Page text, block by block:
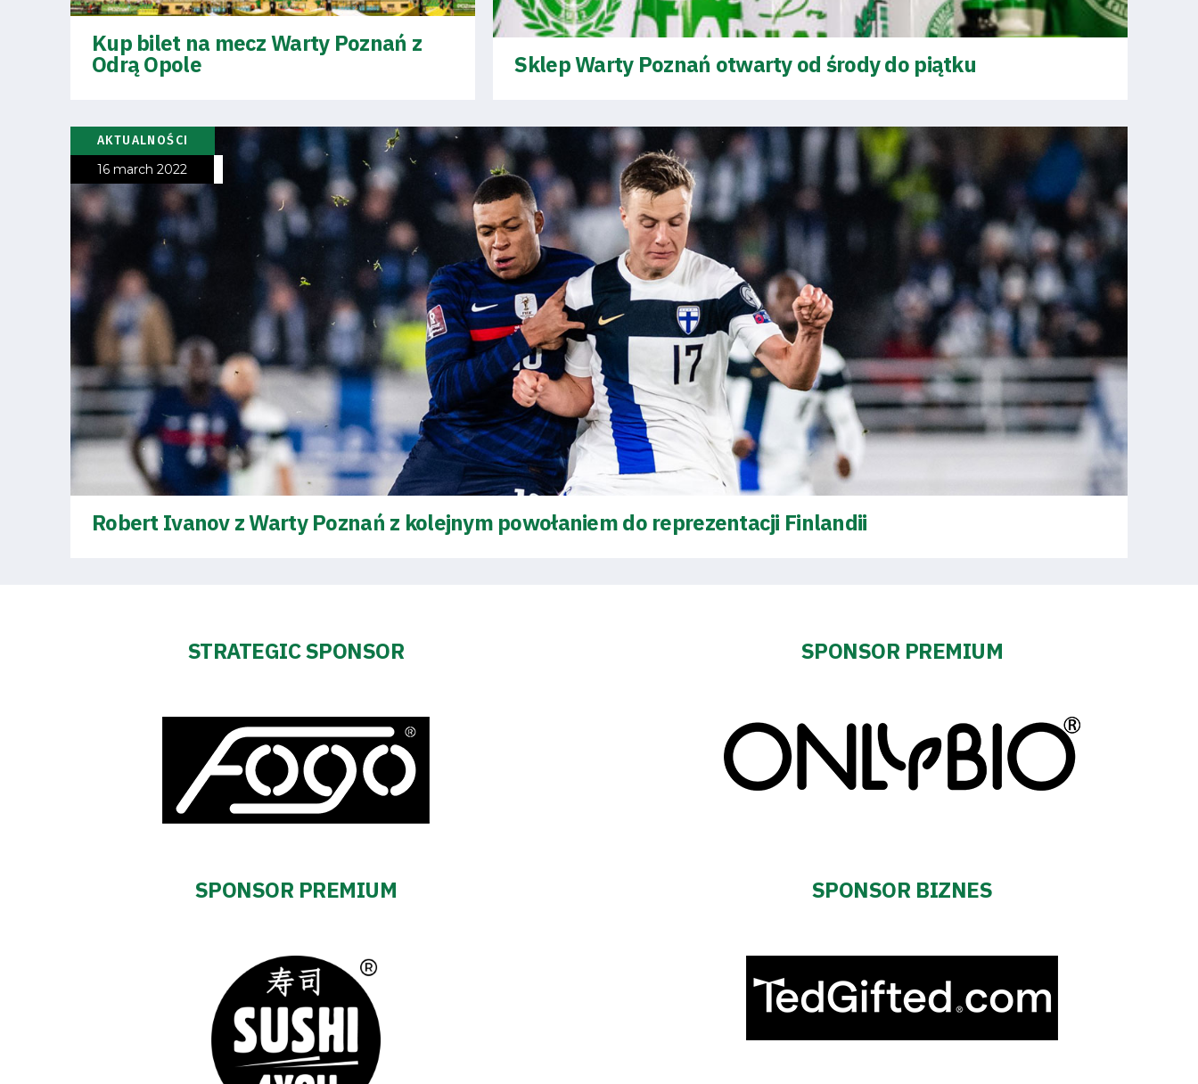
policy
Regulations
Development
Plan
2024-
Strategy
2024-
#WORTHdownload
Kup bilet na mecz Warty Poznań z
Odrą Opole Sklep Warty Poznań otwarty od środy do piątku
AKTUALNOŚCI
16 march 2022
Robert Ivanov z Warty Poznań z kolejnym powołaniem do reprezentacji Finlandii
STRATEGIC SPONSOR SPONSOR PREMIUM
SPONSOR PREMIUM SPONSOR BIZNES